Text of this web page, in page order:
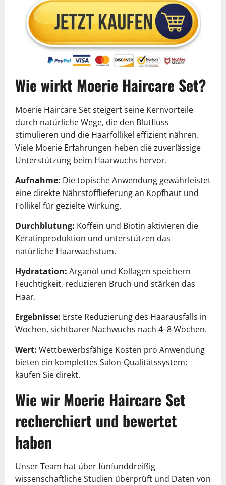
Wie wirkt Moerie Haircare Set?
Moerie Haircare Set steigert seine Kernvorteile
durch natürliche Wege, die den Blutfluss
stimulieren und die Haarfollikel effizient nähren.
Viele Moerie Erfahrungen heben die zuverlässige
Unterstützung beim Haarwuchs hervor.
Aufnahme: Die topische Anwendung gewährleistet
eine direkte Nährstofflieferung an Kopfhaut und
Follikel für gezielte Wirkung.
Durchblutung: Koffein und Biotin aktivieren die
Keratinproduktion und unterstützen das
natürliche Haarwachstum.
Hydratation: Arganöl und Kollagen speichern
Feuchtigkeit, reduzieren Bruch und stärken das
Haar.
Ergebnisse: Erste Reduzierung des Haarausfalls in
Wochen, sichtbarer Nachwuchs nach 4–8 Wochen.
Wert: Wettbewerbsfähige Kosten pro Anwendung
bieten ein komplettes Salon-Qualitätssystem;
kaufen Sie direkt.
Wie wir Moerie Haircare Set
recherchiert und bewertet
haben
Unser Team hat über fünfunddreißig
wissenschaftliche Studien überprüft und Daten von